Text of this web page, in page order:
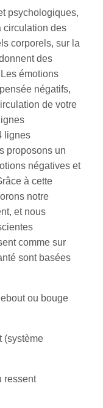
psychologiques,
circulation des
corporels, sur la
des
émotions
négatifs,
de votre
lignes
proposons un
négatives et
à cette
notre
et nous
comme sur
sont basées
ou bouge
(système
ressent